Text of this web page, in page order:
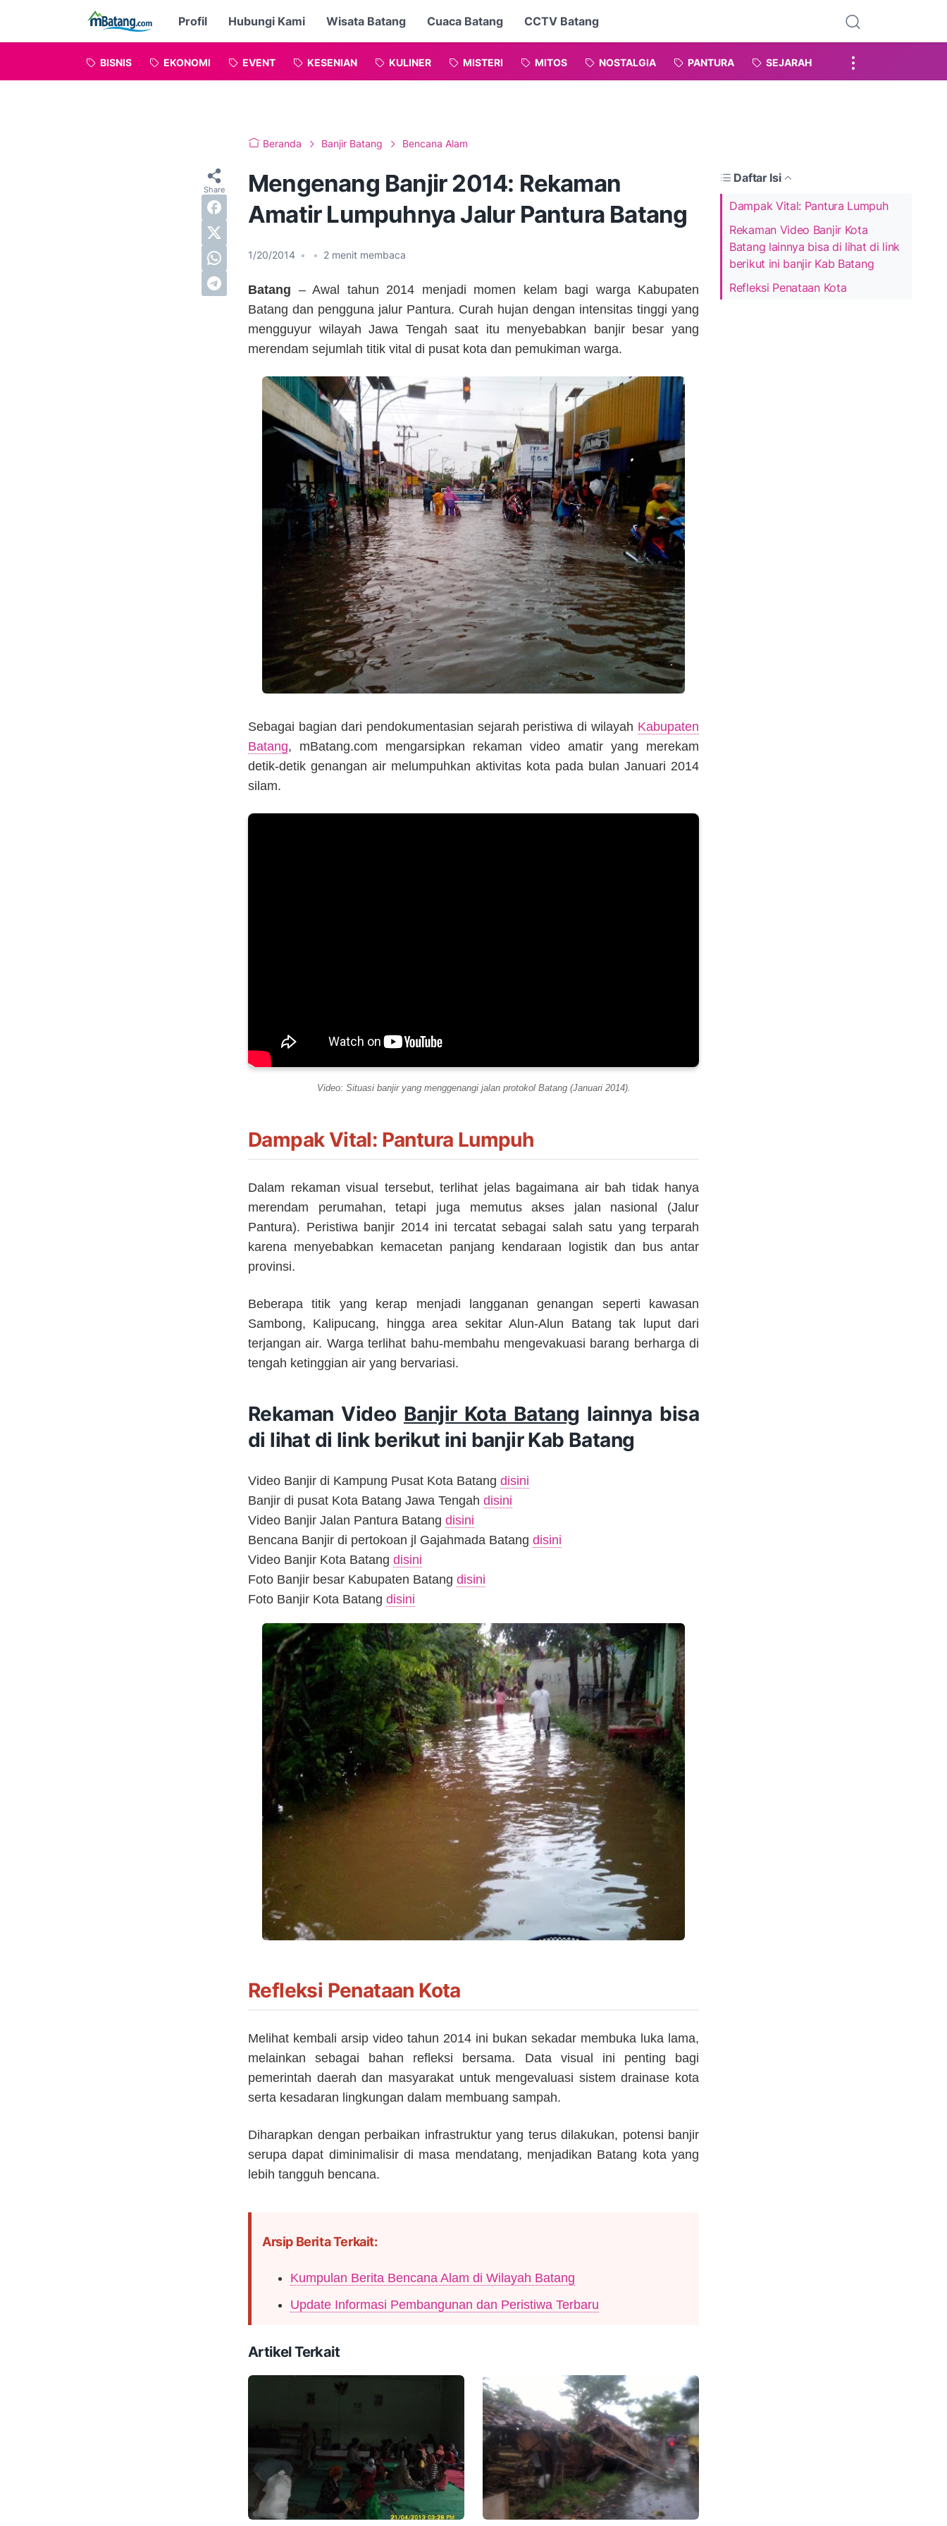
Profil Hubungi Kami Wisata Batang Cuaca Batang CCTV Batang
BISNIS EKONOMI EVENT KESENIAN KULINER MISTERI MITOS NOSTALGIA PANTURA SEJARAH
Beranda Banjir Batang Bencana Alam
Mengenang Banjir 2014: Rekaman
Amatir Lumpuhnya Jalur Pantura Batang
1/20/2014 • • 2 menit membaca
Daftar Isi
Dampak Vital: Pantura Lumpuh
Rekaman Video Banjir Kota
Batang lainnya bisa di lihat di link
berikut ini banjir Kab Batang
Refleksi Penataan Kota
Batang – Awal tahun 2014 menjadi momen kelam bagi warga Kabupaten
Batang dan pengguna jalur Pantura. Curah hujan dengan intensitas tinggi yang
mengguyur wilayah Jawa Tengah saat itu menyebabkan banjir besar yang
merendam sejumlah titik vital di pusat kota dan pemukiman warga.
Sebagai bagian dari pendokumentasian sejarah peristiwa di wilayah Kabupaten
Batang, mBatang.com mengarsipkan rekaman video amatir yang merekam
detik-detik genangan air melumpuhkan aktivitas kota pada bulan Januari 2014
silam.
Video: Situasi banjir yang menggenangi jalan protokol Batang (Januari 2014).
Dampak Vital: Pantura Lumpuh
Dalam rekaman visual tersebut, terlihat jelas bagaimana air bah tidak hanya
merendam perumahan, tetapi juga memutus akses jalan nasional (Jalur
Pantura). Peristiwa banjir 2014 ini tercatat sebagai salah satu yang terparah
karena menyebabkan kemacetan panjang kendaraan logistik dan bus antar
provinsi.
Beberapa titik yang kerap menjadi langganan genangan seperti kawasan
Sambong, Kalipucang, hingga area sekitar Alun-Alun Batang tak luput dari
terjangan air. Warga terlihat bahu-membahu mengevakuasi barang berharga di
tengah ketinggian air yang bervariasi.
Rekaman Video Banjir Kota Batang lainnya bisa
di lihat di link berikut ini banjir Kab Batang
Video Banjir di Kampung Pusat Kota Batang disini
Banjir di pusat Kota Batang Jawa Tengah disini
Video Banjir Jalan Pantura Batang disini
Bencana Banjir di pertokoan jl Gajahmada Batang disini
Video Banjir Kota Batang disini
Foto Banjir besar Kabupaten Batang disini
Foto Banjir Kota Batang disini
Refleksi Penataan Kota
Melihat kembali arsip video tahun 2014 ini bukan sekadar membuka luka lama,
melainkan sebagai bahan refleksi bersama. Data visual ini penting bagi
pemerintah daerah dan masyarakat untuk mengevaluasi sistem drainase kota
serta kesadaran lingkungan dalam membuang sampah.
Diharapkan dengan perbaikan infrastruktur yang terus dilakukan, potensi banjir
serupa dapat diminimalisir di masa mendatang, menjadikan Batang kota yang
lebih tangguh bencana.
Arsip Berita Terkait:
Kumpulan Berita Bencana Alam di Wilayah Batang
Update Informasi Pembangunan dan Peristiwa Terbaru
Artikel Terkait